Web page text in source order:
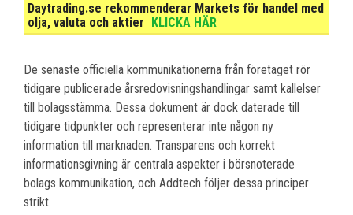
Daytrading.se rekommenderar Markets för handel med
olja, valuta och aktier
KLICKA HÄR
De senaste officiella kommunikationerna från företaget rör
tidigare publicerade årsredovisningshandlingar samt kallelser
till bolagsstämma. Dessa dokument är dock daterade till
tidigare tidpunkter och representerar inte någon ny
information till marknaden. Transparens och korrekt
informationsgivning är centrala aspekter i börsnoterade
bolags kommunikation, och Addtech följer dessa principer
strikt.